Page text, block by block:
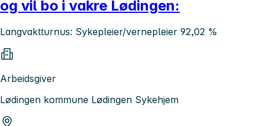
og vil bo i vakre Lødingen:
Langvaktturnus: Sykepleier/vernepleier 92,02 %
Arbeidsgiver
Lødingen kommune Lødingen Sykehjem